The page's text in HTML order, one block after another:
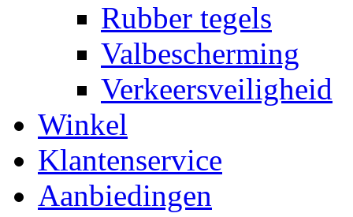
Rubber tegels
Valbescherming
Verkeersveiligheid
Winkel
Klantenservice
Aanbiedingen